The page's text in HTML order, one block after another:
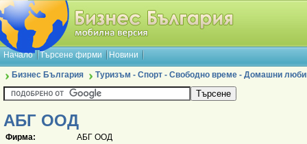
Начало Търсене фирми Новини
Бизнес България Туризъм - Спорт - Свободно време - Домашни
АБГ ООД
Фирма:
АБГ ООД